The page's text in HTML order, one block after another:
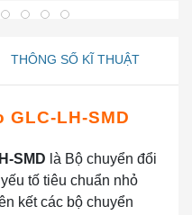
THÔNG SỐ KĨ THUẬT
LH-SMD
SMD là Bộ chuyển đổi
tố tiêu chuẩn nhỏ
kết các bộ chuyển